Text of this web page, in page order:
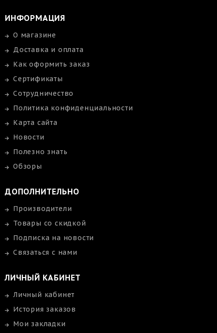
ИНФОРМАЦИЯ
О магазине
Доставка и оплата
Как оформить заказ
Сертификаты
Сотрудничество
Политика конфиденциальности
Карта сайта
Новости
Полезно знать
Обзоры
ДОПОЛНИТЕЛЬНО
Производители
Товары со скидкой
Подписка на новости
Связаться с нами
ЛИЧНЫЙ КАБИНЕТ
Личный кабинет
История заказов
Мои закладки